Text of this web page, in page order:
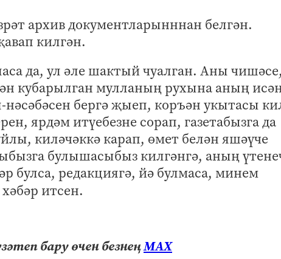
архив документларынннан белгән.
килгән.
да, ул әле шактый чуалган. Аны
кубарылган мулланың рухына аның
нәсәбәсен бергә җыеп, коръән укытасы
ярдәм итүебезне сорап, газетабызга да
киләчәккә карап, өмет белән яшәүче
булышасыбыз килгәнгә, аның
булса, редакциягә, йә булмаса, минем
хәбәр итсен.
бару өчен безнеңМАХ